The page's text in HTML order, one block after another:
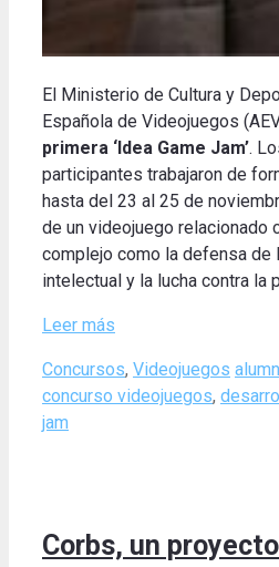
El Ministerio de Cultura y
Española de Videojuegos
primera ‘Idea Game Jam’.
participantes trabajaron de
hasta del 23 al 25 de
de un videojuego relacionado
complejo como la defensa de
intelectual y la lucha contra la
Leer más
Categories
Concursos, Videojuegos Tags
concurso videojuegos,
jam
Corbs, un